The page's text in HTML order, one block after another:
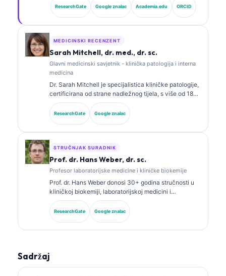
analizi uz pomoć AI-ja. Kao glavni liječnik (Chief
Medical Officer) u Kantesti AI, pruža klinički nadzor
tumačenju biomarkera i laboratorijskoj dijagnostici na
temu laboratorijske medicine.
ResearchGate Google znalac Academia.edu ORCID
MEDICINSKI RECENZENT
Sarah Mitchell, dr. med., dr. sc.
Glavni medicinski savjetnik - klinička patologija i interna
medicina
Dr. Sarah Mitchell je specijalistica kliničke patologije,
certificirana od strane nadležnog tijela, s više od 18
godina iskustva u laboratorijskoj medicini i
dijagnostičkoj analizi. Ima specijalističke certifikate iz
kliničke kemije te je opsežno objavljivala o panelima
ResearchGate Google znalac
STRUČNJAK SURADNIK
Prof. dr. Hans Weber, dr. sc.
Profesor laboratorijske medicine i kliničke biokemije
Prof. dr. Hans Weber donosi 30+ godina stručnosti u
kliničkoj biokemiji, laboratorijskoj medicini i
istraživanju biomarkera. Bivši predsjednik Njemačkog
društva za kliničku kemiju, specijalizirao se za
analizu dijagnostičkih panela, standardizaciju
ResearchGate Google znalac
Sadržaj